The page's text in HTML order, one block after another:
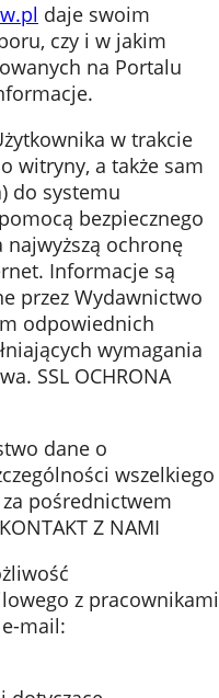
daje swoim
czy i w jakim
na Portalu
w trakcie
witryny, a także sam
do systemu
bezpiecznego
najwyższą ochronę
Informacje są
przez Wydawnictwo
odpowiednich
wymagania
SSL OCHRONA
dane o
wszelkiego
za pośrednictwem
Z NAMI
z pracownikami
mail: